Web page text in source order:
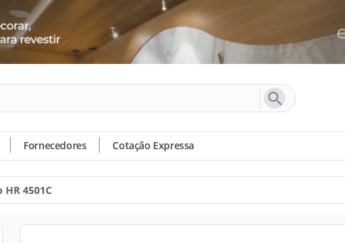
Fornecedores Cotação Expressa
4501C